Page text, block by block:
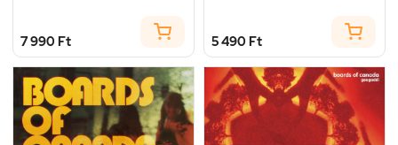
7 990 Ft 5 490 Ft